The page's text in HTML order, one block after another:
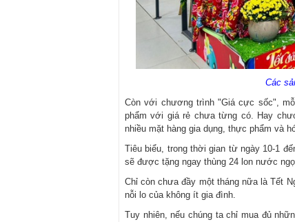
Các
Còn với chương trình "Giá cực sốc",
phẩm với giá rẻ chưa từng có. Hay
nhiều mặt hàng gia dụng, thực phẩm và
Tiêu biểu, trong thời gian từ ngày 10-1
sẽ được tặng ngay thùng 24 lon nước
Chỉ còn chưa đầy một tháng nữa là Tết
nỗi lo của không ít gia đình.
Tuy nhiên, nếu chúng ta chỉ mua đủ